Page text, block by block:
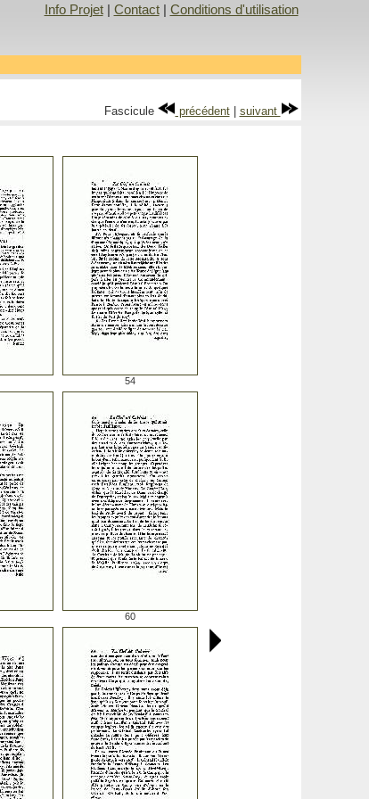
Info Projet| Contact| Conditions d'utilisation
Fascicule précédent| suivant
54
60